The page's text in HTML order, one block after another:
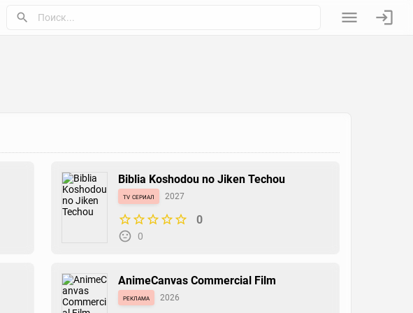
Biblia Koshodou no Jiken Techou
tv сериал 2027
0
0
AnimeCanvas Commercial Film
реклама 2026